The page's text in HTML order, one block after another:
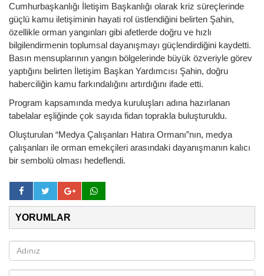
Cumhurbaşkanlığı İletişim Başkanlığı olarak kriz süreçlerinde
güçlü kamu iletişiminin hayati rol üstlendiğini belirten Şahin,
özellikle orman yangınları gibi afetlerde doğru ve hızlı
bilgilendirmenin toplumsal dayanışmayı güçlendirdiğini kaydetti.
Basın mensuplarının yangın bölgelerinde büyük özveriyle görev
yaptığını belirten İletişim Başkan Yardımcısı Şahin, doğru
haberciliğin kamu farkındalığını artırdığını ifade etti.
Program kapsamında medya kuruluşları adına hazırlanan
tabelalar eşliğinde çok sayıda fidan toprakla buluşturuldu.
Oluşturulan “Medya Çalışanları Hatıra Ormanı”nın, medya
çalışanları ile orman emekçileri arasındaki dayanışmanın kalıcı
bir sembolü olması hedeflendi.
YORUMLAR